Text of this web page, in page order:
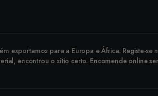
exportamos para a Europa e África. Registe-se
encontrou o sítio certo. Encomende online